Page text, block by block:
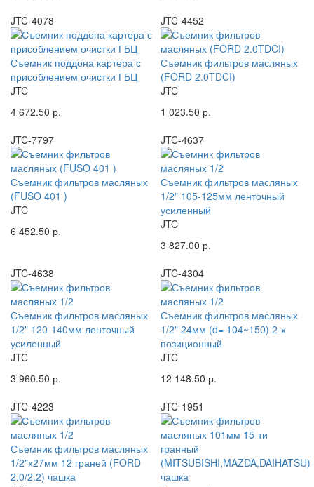
JTC-4078
Съемник поддона картера с
присоблением очистки ГБЦ
JTC
4 672.50 р.
JTC-4452
Съемник фильтров масляных
(FORD 2.0TDCI)
JTC
1 023.50 р.
JTC-7797
Съемник фильтров масляных
(FUSO 401 )
JTC
6 452.50 р.
JTC-4637
Съемник фильтров масляных
1/2" 105-125мм ленточный
усиленный
JTC
3 827.00 р.
JTC-4638
Съемник фильтров масляных
1/2" 120-140мм ленточный
усиленный
JTC
3 960.50 р.
JTC-4304
Съемник фильтров масляных
1/2" 24мм (d= 104~150) 2-х
позиционный
JTC
12 148.50 р.
JTC-4223
Съемник фильтров масляных
1/2"х27мм 12 граней (FORD
2.0/2.2) чашка
JTC-1951